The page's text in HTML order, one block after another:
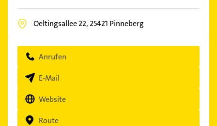
Oeltingsallee 22, 25421 Pinneberg
Anrufen
E-Mail
Website
Route